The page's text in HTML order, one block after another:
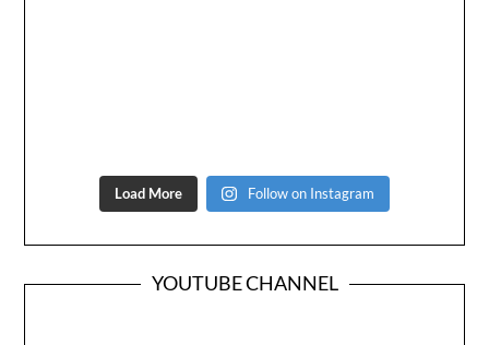
Load More Follow on Instagram
YOUTUBE CHANNEL